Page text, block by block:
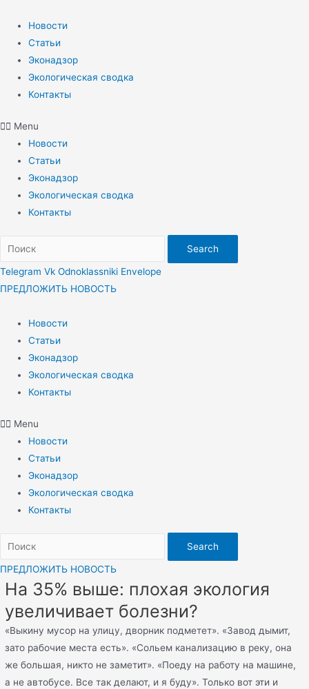
содержимому
Новости
Статьи
Эконадзор
Экологическая сводка
Контакты
Menu
Новости
Статьи
Эконадзор
Экологическая сводка
Контакты
Search
Telegram Vk Odnoklassniki Envelope
ПРЕДЛОЖИТЬ НОВОСТЬ
Новости
Статьи
Эконадзор
Экологическая сводка
Контакты
Menu
Новости
Статьи
Эконадзор
Экологическая сводка
Контакты
Search
ПРЕДЛОЖИТЬ НОВОСТЬ
На 35% выше: плохая экология
увеличивает болезни?
«Выкину мусор на улицу, дворник подметет». «Завод дымит,
зато рабочие места есть». «Сольем канализацию в реку, она
же большая, никто не заметит». «Поеду на работу на машине,
а не автобусе. Все так делают, и я буду». Только вот эти и